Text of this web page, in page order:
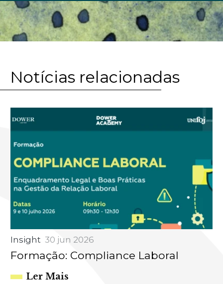
Notícias relacionadas
Insight 30 jun 2026
Formação: Compliance Laboral
Ler Mais